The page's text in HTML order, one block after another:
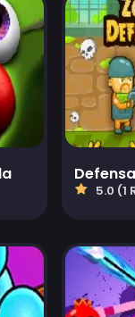
5.0 (1